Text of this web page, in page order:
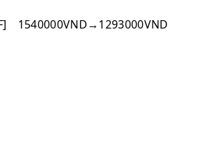
1540000VND→1293000VND